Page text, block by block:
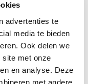
advertenties te
media te bieden
Ook delen we
site met onze
en analyse. Deze
met andere
als een irritant,
auto’s
ze eten op de
staat ze nog
in de
het recht had om
karige